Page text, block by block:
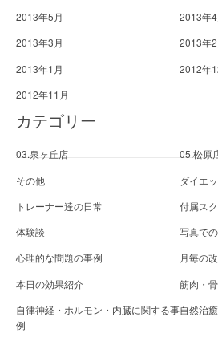
2013年5月
2013年4
2013年3月
2013年2
2013年1月
2012年
2012年11月
カテゴリー
03.泉ヶ丘店
05.松原
その他
ダイエ
トレーナー達の日常
付属ス
体験談
写真で
心理的な問題の事例
月毎の
本日の効果紹介
筋肉・
自律神経・ホルモン・内臓に関する事
例
自然治